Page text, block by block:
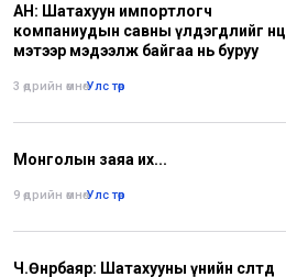
АН: Шатахуун импортлогч
компаниудын савны үлдэгдлийг нөөц
мэтээр мэдээлж байгаа нь буруу
3 өдрийн өмнө•Улс төр
Монголын заяа их...
9 өдрийн өмнө•Улс төр
Ч.Өнөрбаяр: Шатахууны үнийн өсөлтөд